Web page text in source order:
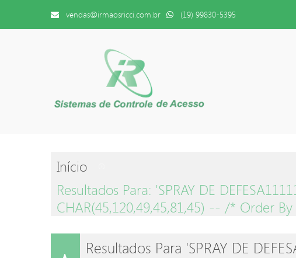
vendas@irmaosricci.com.br (19) 99830-5395
Início
Resultados Para: 'SPRAY DE
CHAR(45,120,49,45,81,45) -- /* Order
Resultados Para 'SPRAY DE